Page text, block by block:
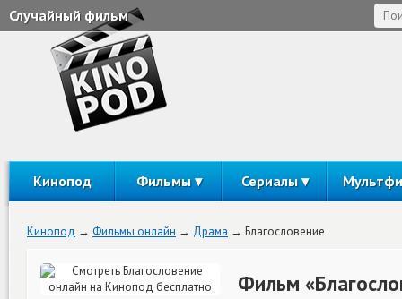
Случайный фильм
Кинопод Фильмы Сериалы
Кинопод Фильмы онлайн Драма Благословение
Фильм